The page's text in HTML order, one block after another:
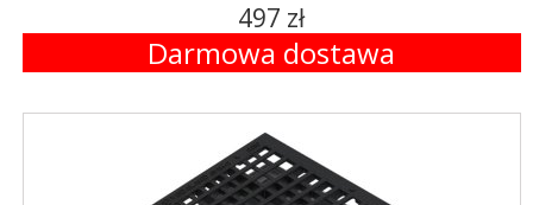
497 zł
Darmowa dostawa